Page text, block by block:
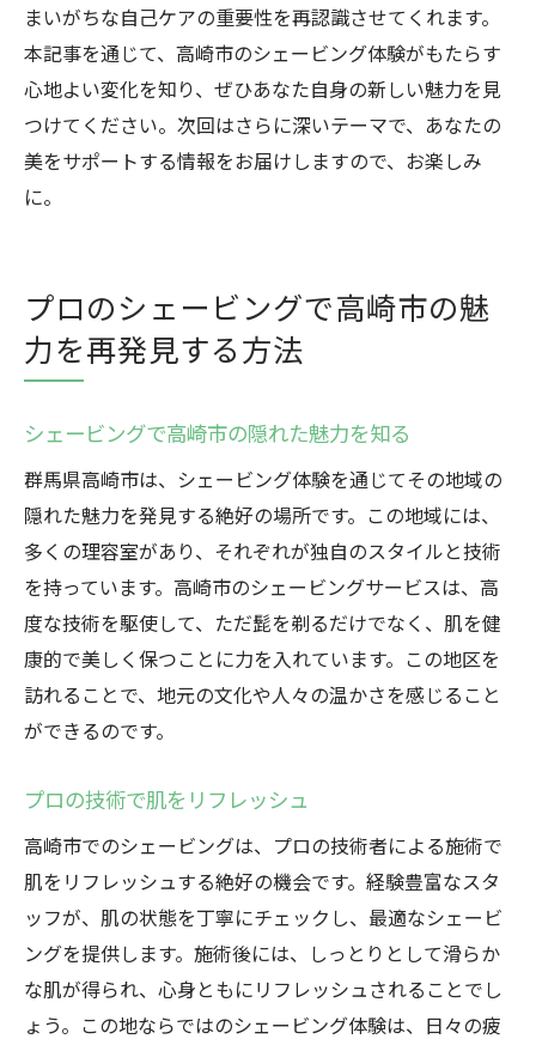
まいがちな自己ケアの重要性を再認識させてくれます。
本記事を通じて、高崎市のシェービング体験がもたらす
心地よい変化を知り、ぜひあなた自身の新しい魅力を見
つけてください。次回はさらに深いテーマで、あなたの
美をサポートする情報をお届けしますので、お楽しみ
に。
プロのシェービングで高崎市の魅
力を再発見する方法
シェービングで高崎市の隠れた魅力を知る
群馬県高崎市は、シェービング体験を通じてその地域の
隠れた魅力を発見する絶好の場所です。この地域には、
多くの理容室があり、それぞれが独自のスタイルと技術
を持っています。高崎市のシェービングサービスは、高
度な技術を駆使して、ただ髭を剃るだけでなく、肌を健
康的で美しく保つことに力を入れています。この地区を
訪れることで、地元の文化や人々の温かさを感じること
ができるのです。
プロの技術で肌をリフレッシュ
高崎市でのシェービングは、プロの技術者による施術で
肌をリフレッシュする絶好の機会です。経験豊富なスタ
ッフが、肌の状態を丁寧にチェックし、最適なシェービ
ングを提供します。施術後には、しっとりとして滑らか
な肌が得られ、心身ともにリフレッシュされることでし
ょう。この地ならではのシェービング体験は、日々の疲